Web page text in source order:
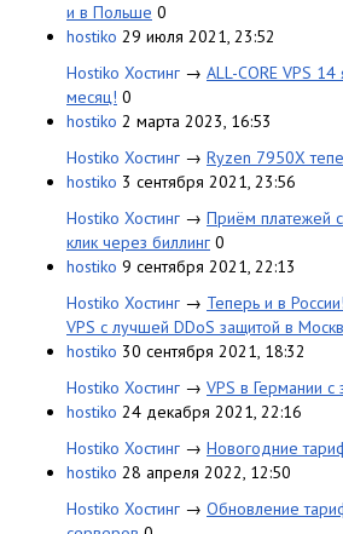
и в Польше 0
hostiko 29 июля 2021, 23:52
Hostiko Хостинг → ALL-CORE VPS
месяц! 0
hostiko 2 марта 2023, 16:53
Hostiko Хостинг → Ryzen 7950X
hostiko 3 сентября 2021, 23:56
Hostiko Хостинг → Приём платежей
клик через биллинг 0
hostiko 9 сентября 2021, 22:13
Hostiko Хостинг → Теперь и в
VPS с лучшей DDoS защитой в
hostiko 30 сентября 2021, 18:32
Hostiko Хостинг → VPS в Германии
hostiko 24 декабря 2021, 22:16
Hostiko Хостинг → Новогодние
hostiko 28 апреля 2022, 12:50
Hostiko Хостинг → Обновление